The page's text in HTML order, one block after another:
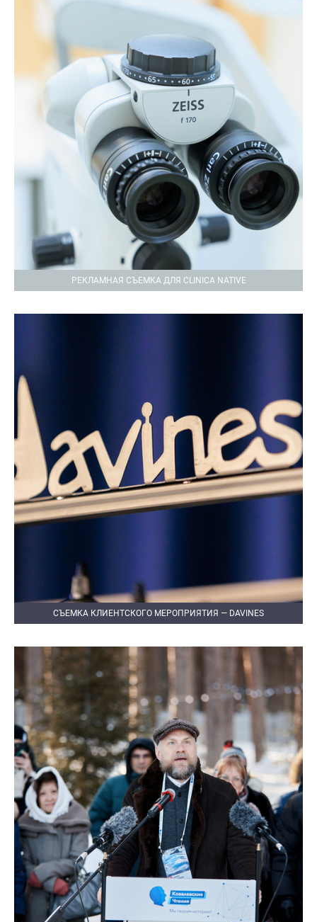
РЕКЛАМНАЯ СЪЕМКА ДЛЯ CLINICA NATIVE
СЪЕМКА КЛИЕНТСКОГО МЕРОПРИЯТИЯ — DAVINES